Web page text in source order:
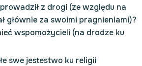
z drogi (ze względu na
głównie za swoimi pragnieniami)?
wspomożycieli (na drodze ku
swe jestestwo ku religii